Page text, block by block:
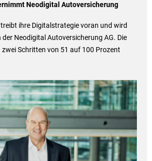
Neodigital Autoversicherung
treibt ihre Digitalstrategie voran und wird
Neodigital Autoversicherung AG. Die
Schritten von 51 auf 100 Prozent